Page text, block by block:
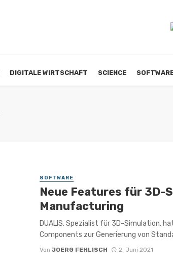
DIGITALE WIRTSCHAFT SCIENCE
SOFTWARE
Neue Features für 3D-
Manufacturing
DUALIS, Spezialist für 3D-Simulation,
Components zur Generierung von
Von JOERG FEHLISCH 2. Juni 2021